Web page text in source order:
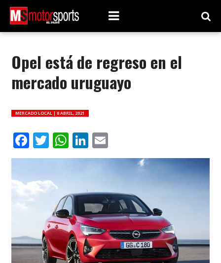
Opel está de regreso en el
mercado uruguayo
MERCADO LOCAL | 8 ABRIL, 2021
Facebook
Twitter
WhatsApp
LinkedIn
Email